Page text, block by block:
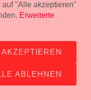
"Alle akzeptieren"
Erweiterte
ABLEHNEN